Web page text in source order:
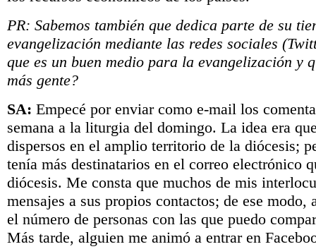
PR: Sabemos también que dedica parte de su
evangelización mediante las redes sociales
que es un buen medio para la evangelización y
más gente?
SA: Empecé por enviar como e-mail los
semana a la liturgia del domingo. La idea era
dispersos en el amplio territorio de la diócesis;
tenía más destinatarios en el correo electrónico
diócesis. Me consta que muchos de mis
mensajes a sus propios contactos; de ese modo,
el número de personas con las que puedo
Más tarde, alguien me animó a entrar en